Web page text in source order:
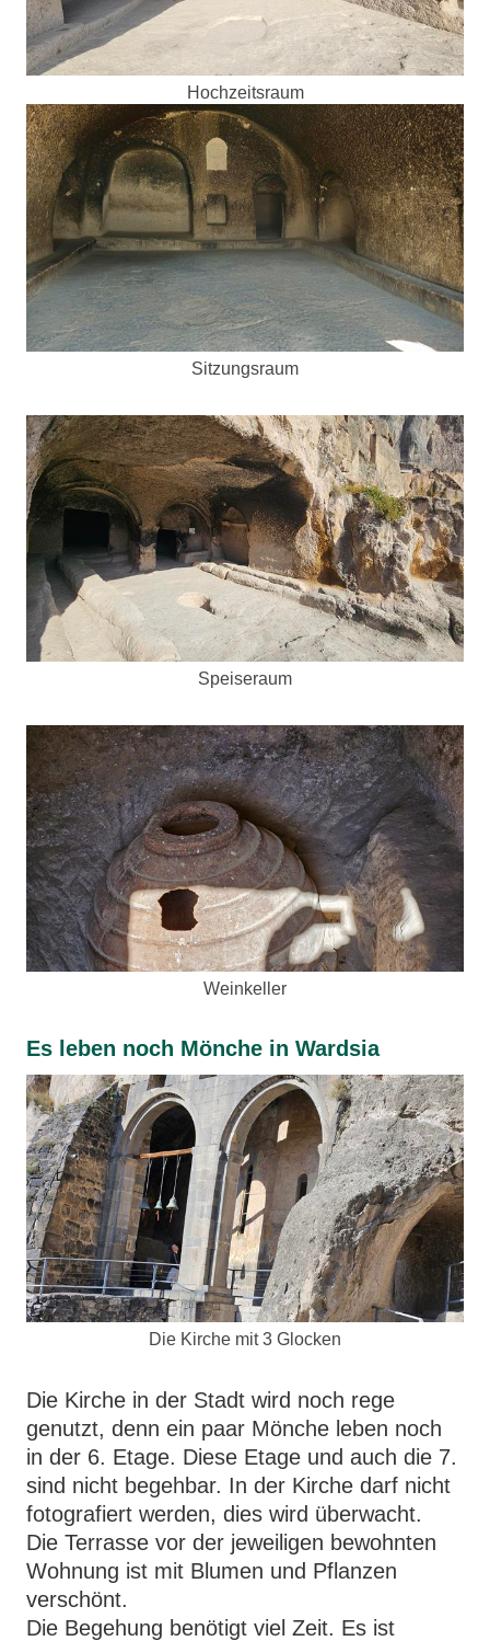
Hochzeitsraum
Sitzungsraum
Speiseraum
Weinkeller
Es leben noch Mönche in Wardsia
Die Kirche mit 3 Glocken
Die Kirche in der Stadt wird noch rege
genutzt, denn ein paar Mönche leben noch
in der 6. Etage. Diese Etage und auch die 7.
sind nicht begehbar. In der Kirche darf nicht
fotografiert werden, dies wird überwacht.
Die Terrasse vor der jeweiligen bewohnten
Wohnung ist mit Blumen und Pflanzen
verschönt.
Die Begehung benötigt viel Zeit. Es ist